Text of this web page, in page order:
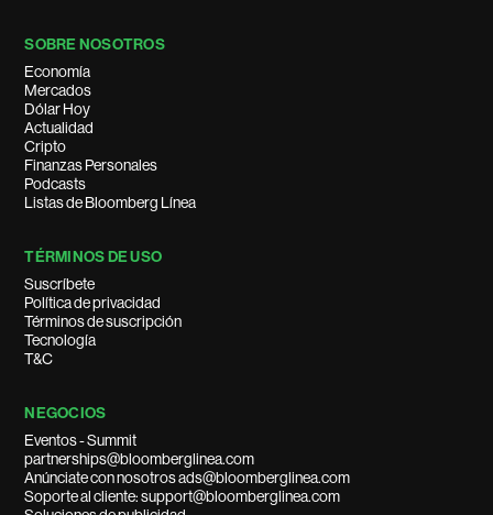
SOBRE NOSOTROS
Economía
Mercados
Dólar Hoy
Actualidad
Cripto
Finanzas Personales
Podcasts
Listas de Bloomberg Línea
TÉRMINOS DE USO
Suscríbete
Política de privacidad
Términos de suscripción
Tecnología
T&C
NEGOCIOS
Eventos - Summit
partnerships@bloomberglinea.com
Anúnciate con nosotros ads@bloomberglinea.com
Soporte al cliente: support@bloomberglinea.com